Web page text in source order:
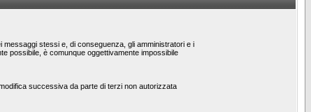
stessi e, di conseguenza, gli amministratori e i
possibile, è comunque oggettivamente impossibile
successiva da parte di terzi non autorizzata